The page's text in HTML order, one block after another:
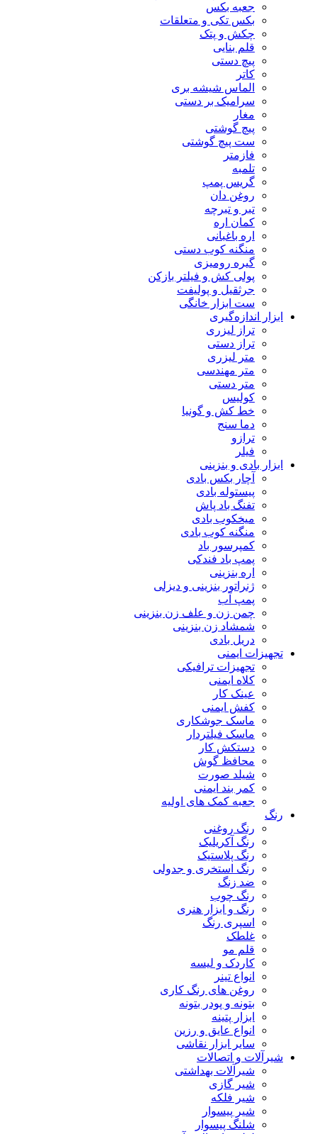
جعبه بکس
بکس تکی و متعلقات
چکش و پتک
قلم بنایی
پیچ دستی
کاتر
الماس شیشه بری
سرامیک بر دستی
مغار
پیچ گوشتی
ست پیچ گوشتی
فازمتر
تلمبه
گریس پمپ
روغن دان
تبر و تبرچه
کمان اره
اره باغبانی
منگنه کوب دستی
گیره رومیزی
پولی کش و فیلتر بازکن
جرثقیل و پولیفت
ست ابزار خانگی
ابزار اندازه‌گیری
تراز لیزری
تراز دستی
متر لیزری
متر مهندسی
متر دستی
کولیس
خط کش و گونیا
دما سنج
ترازو
فیلر
ابزار بادی و بنزینی
آچار بکس بادی
پیستوله بادی
تفنگ باد پاش
میخکوب بادی
منگنه کوب بادی
کمپرسور باد
پمپ باد فندکی
اره بنزینی
ژنراتور بنزینی و دیزلی
پمپ آب
چمن زن و علف زن بنزینی
شمشاد زن بنزینی
دریل بادی
تجهیزات ایمنی
تجهیزات ترافیکی
کلاه ایمنی
عینک کار
کفش ایمنی
ماسک جوشکاری
ماسک فیلتردار
دستکش کار
محافظ گوش
شیلد صورت
کمر بند ایمنی
جعبه کمک های اولیه
رنگ
رنگ روغنی
رنگ آکریلیک
رنگ پلاستیک
رنگ استخری و جدولی
ضد زنگ
رنگ چوب
رنگ و ابزار هنری
اسپری رنگ
غلطک
قلم مو
کاردک و لیسه
انواع تینر
روغن های رنگ کاری
بتونه و پودر بتونه
ابزار پتینه
انواع عایق و رزین
سایر ابزار نقاشی
شیرآلات و اتصالات
شیرآلات بهداشتی
شیر گازی
شیر فلکه
شیر پیسوار
شلنگ پیسوار